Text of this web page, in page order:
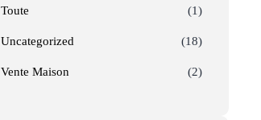
Toute (1)
Uncategorized (18)
Vente Maison (2)